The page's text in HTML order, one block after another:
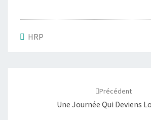
HRP
Précédent
Une Journée Qui Deviens